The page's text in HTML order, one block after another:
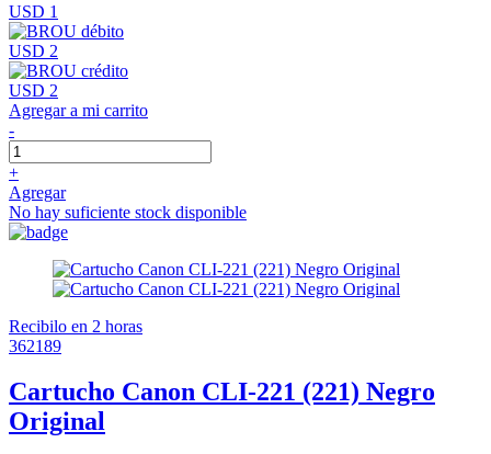
USD 1
USD 2
USD 2
Agregar a mi carrito
-
+
Agregar
No hay suficiente stock disponible
Recibilo en 2 horas
362189
Cartucho Canon CLI-221 (221) Negro
Original